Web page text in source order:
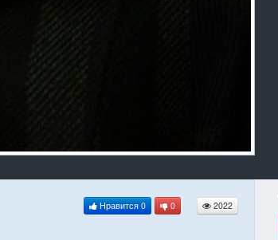
Нравится 0 0 2022